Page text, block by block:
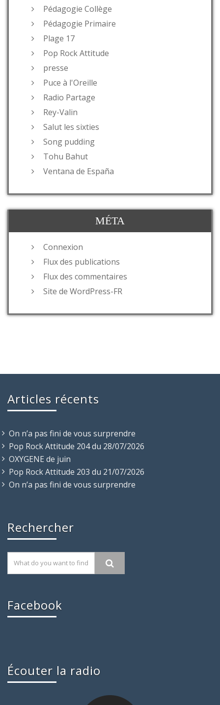
Pédagogie Collège
Pédagogie Primaire
Plage 17
Pop Rock Attitude
presse
Puce à l'Oreille
Radio Partage
Rey-Valin
Salut les sixties
Song pudding
Tohu Bahut
Ventana de España
MÉTA
Connexion
Flux des publications
Flux des commentaires
Site de WordPress-FR
Articles récents
On n’a pas fini de vous surprendre
Pop Rock Attitude 204 du 28/07/2026
OXYGENE de juin
Pop Rock Attitude 203 du 21/07/2026
On n’a pas fini de vous surprendre
Rechercher
Facebook
Écouter la radio